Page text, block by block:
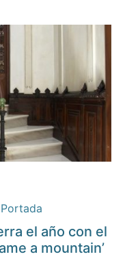
Portada
el año con el
a mountain’